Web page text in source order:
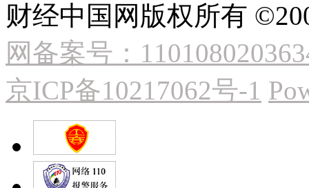
财经中国网版权所有
网备案号：
京ICP备10217062号-1